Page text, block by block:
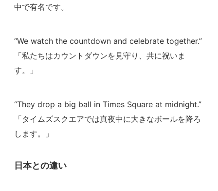
中で有名です。
“We watch the countdown and celebrate together.”
「私たちはカウントダウンを見守り、共に祝いま
す。」
“They drop a big ball in Times Square at midnight.”
「タイムズスクエアでは真夜中に大きなボールを降ろ
します。」
日本との違い